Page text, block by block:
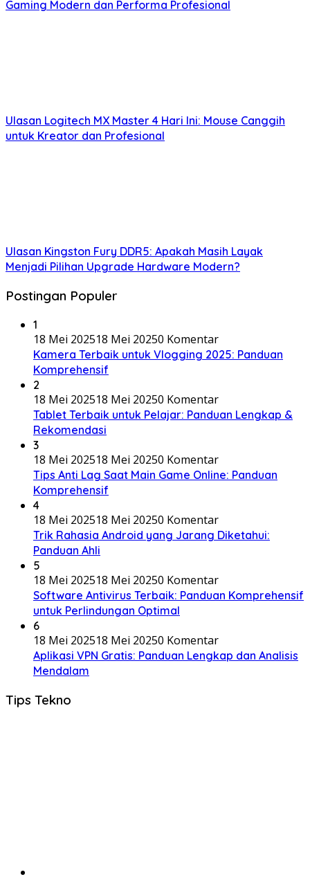
Gaming Modern dan Performa Profesional
Ulasan Logitech MX Master 4 Hari Ini: Mouse Canggih
untuk Kreator dan Profesional
Ulasan Kingston Fury DDR5: Apakah Masih Layak
Menjadi Pilihan Upgrade Hardware Modern?
Postingan Populer
1
18 Mei 202518 Mei 20250 Komentar
Kamera Terbaik untuk Vlogging 2025: Panduan
Komprehensif
2
18 Mei 202518 Mei 20250 Komentar
Tablet Terbaik untuk Pelajar: Panduan Lengkap &
Rekomendasi
3
18 Mei 202518 Mei 20250 Komentar
Tips Anti Lag Saat Main Game Online: Panduan
Komprehensif
4
18 Mei 202518 Mei 20250 Komentar
Trik Rahasia Android yang Jarang Diketahui:
Panduan Ahli
5
18 Mei 202518 Mei 20250 Komentar
Software Antivirus Terbaik: Panduan Komprehensif
untuk Perlindungan Optimal
6
18 Mei 202518 Mei 20250 Komentar
Aplikasi VPN Gratis: Panduan Lengkap dan Analisis
Mendalam
Tips Tekno